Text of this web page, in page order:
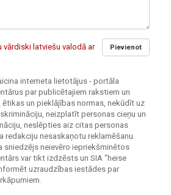
Pievienot
latviešu valodā ar
interneta lietotājus - portāla
par publicētajiem rakstiem un
ētikas un pieklājības normas, nekūdīt uz
neizplatīt personas cieņu un
neslēpties aiz citas personas
redakciju nesaskaņotu reklamēšanu.
sniedzējs neievēro iepriekšminētos
var tikt izdzēsts un SIA "heise
uzraudzības iestādes par